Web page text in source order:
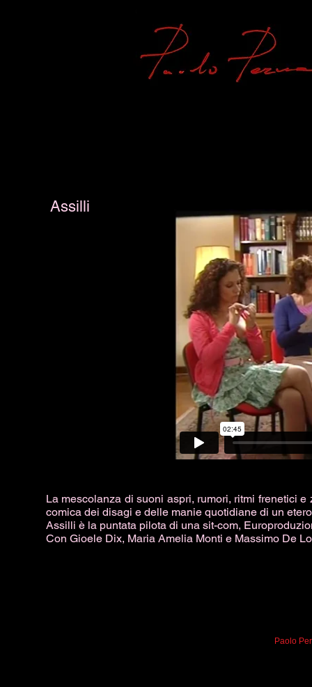
Assilli
La mescolanza di suoni aspri, rumori, ritmi frenetici
comica dei disagi e delle manie quotidiane di un
Assilli è la puntata pilota di una sit-com,
Con Gioele Dix, Maria Amelia Monti e Massimo De
Paolo